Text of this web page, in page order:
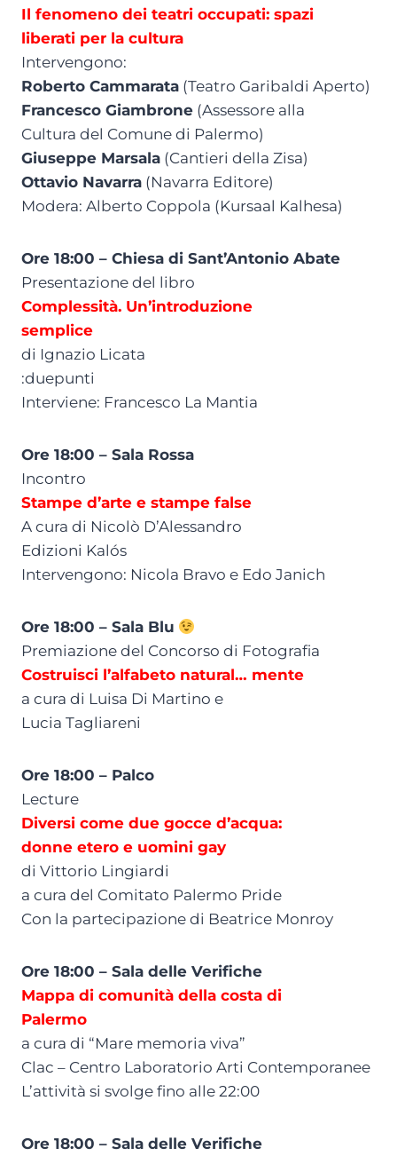
Il fenomeno dei teatri occupati: spazi
liberati per la cultura
Intervengono:
Roberto Cammarata (Teatro Garibaldi Aperto)
Francesco Giambrone (Assessore alla
Cultura del Comune di Palermo)
Giuseppe Marsala (Cantieri della Zisa)
Ottavio Navarra (Navarra Editore)
Modera: Alberto Coppola (Kursaal Kalhesa)
Ore 18:00 – Chiesa di Sant’Antonio Abate
Presentazione del libro
Complessità. Un’introduzione
semplice
di Ignazio Licata
:duepunti
Interviene: Francesco La Mantia
Ore 18:00 – Sala Rossa
Incontro
Stampe d’arte e stampe false
A cura di Nicolò D’Alessandro
Edizioni Kalós
Intervengono: Nicola Bravo e Edo Janich
Ore 18:00 – Sala Blu
Premiazione del Concorso di Fotografia
Costruisci l’alfabeto natural… mente
a cura di Luisa Di Martino e
Lucia Tagliareni
Ore 18:00 – Palco
Lecture
Diversi come due gocce d’acqua:
donne etero e uomini gay
di Vittorio Lingiardi
a cura del Comitato Palermo Pride
Con la partecipazione di Beatrice Monroy
Ore 18:00 – Sala delle Verifiche
Mappa di comunità della costa di
Palermo
a cura di “Mare memoria viva”
Clac – Centro Laboratorio Arti Contemporanee
L’attività si svolge fino alle 22:00
Ore 18:00 – Sala delle Verifiche